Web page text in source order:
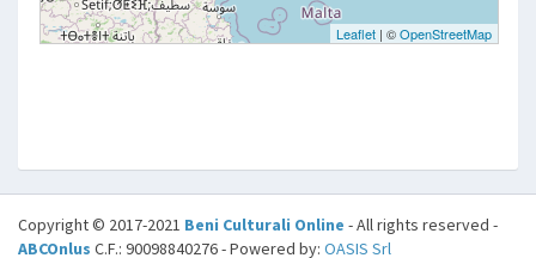
Copyright © 2017-2021 Beni Culturali Online - All rights reserved -
ABCOnlus C.F.: 90098840276 - Powered by: OASIS Srl